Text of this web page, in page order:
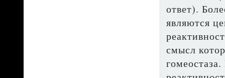
ответ).
являются
смысл